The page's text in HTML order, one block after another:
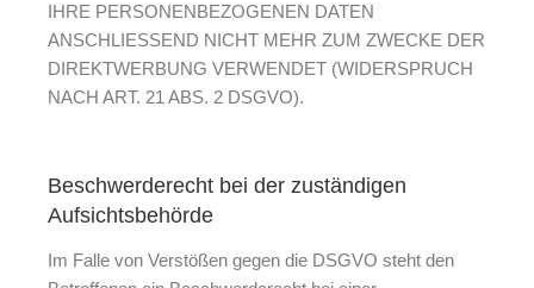
IHRE PERSONENBEZOGENEN DATEN
ANSCHLIESSEND NICHT MEHR ZUM ZWECKE DER
DIREKTWERBUNG VERWENDET (WIDERSPRUCH
NACH ART. 21 ABS. 2 DSGVO).
Beschwerde­recht bei der zuständigen
Aufsichts­behörde
Im Falle von Verstößen gegen die DSGVO steht den